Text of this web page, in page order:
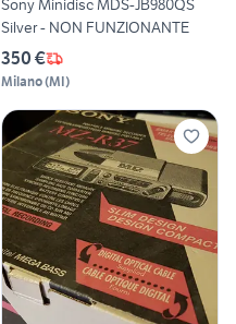
Sony Minidisc MDS-JB980QS
Silver - NON FUNZIONANTE
350 €
Milano(MI)